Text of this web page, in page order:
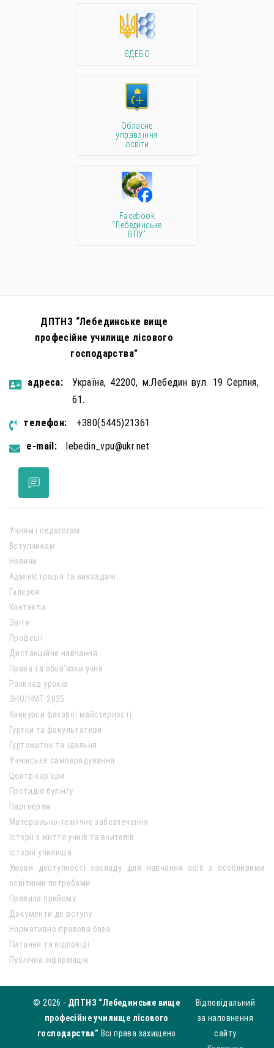
ЄДЕБО
Обласне
управління
освіти
Facebook
“Лебединське
ВПУ”
ДПТНЗ “Лебединське вище
професійне училище лісового
господарства”
aдресa:
Україна, 42200, м.Лебедин вул. 19 Серпня,
61.
телефон:
+380(5445)21361
e-mail:
lebedin_vpu@ukr.net
Учням і педагогам
Вступникам
Новини
Адміністрація та викладачі
Галерея
Контакти
Звіти
Професії
Дистанційне навчання
Права та обов’язки учня
Розклад уроків
ЗНО/НМТ 2025
Конкурси фахової майстерності
Гуртки та факультативи
Гуртожиток та їдальня
Учнівське самоврядування
Центр кар’єри
Протидія булінгу
Партнерам
Матеріально-технічне забезпечення
Історії з життя учнів та вчителів
Історія училища
Умови доступності закладу для навчання осіб з особливими
освітніми потребами
Правила прийому
Документи до вступу
Нормативно-правова база
Питання та відповіді
Публічна інформація
© 2026 - ДПТНЗ “Лебединське вище
професійне училище лісового
господарства” Всі права захищено
Відповідальний
за наповнення
сайту